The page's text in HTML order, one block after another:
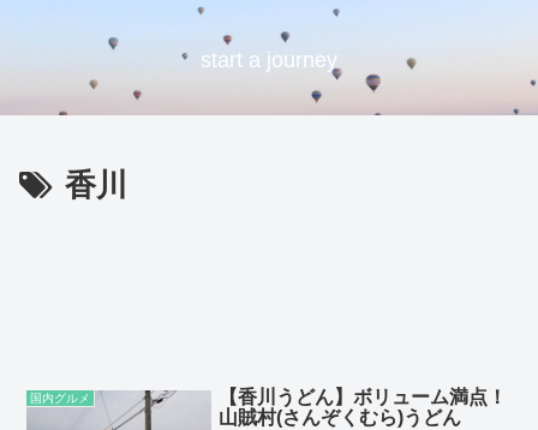
start a journey
香川
国内グルメ
【香川うどん】ボリューム満点！
山賊村(さんぞくむら)うどん